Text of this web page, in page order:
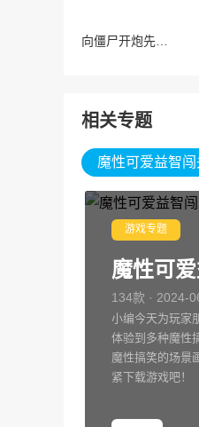
相关专题
魔性可爱益智
游戏专题
魔性可
134款 · 2024-
小编今天为玩家
体验到多种魔性
魔性搞笑的场景
紧下载游戏吧！